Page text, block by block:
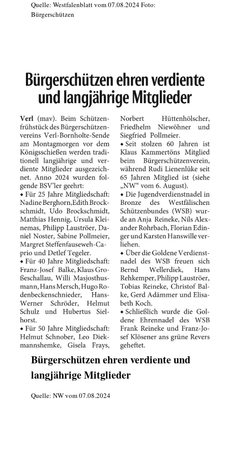
Quelle: Westfalenblatt vom 07.08.2024 Foto:
Bürgerschützen
Bürgerschützen ehren verdiente und
langjährige Mitglieder
Quelle: NW vom 07.08.2024